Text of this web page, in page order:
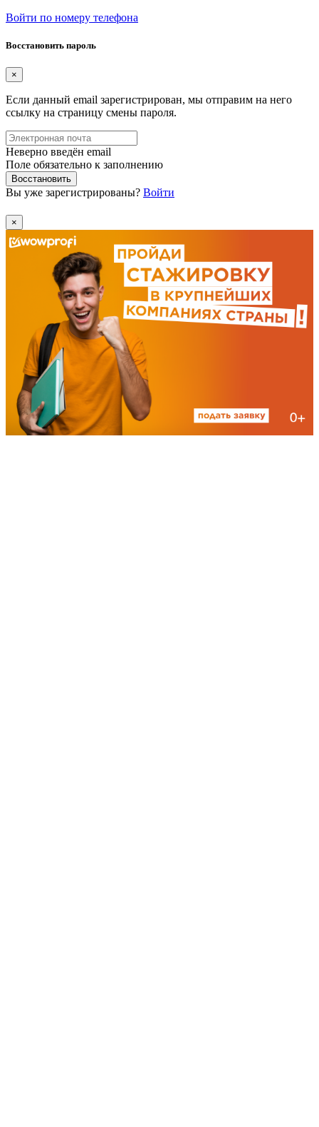
Войти по номеру телефона
Восстановить пароль
×
Если данный email зарегистрирован, мы отправим на него
ссылку на страницу смены пароля.
Неверно введён email
Поле обязательно к заполнению
Восстановить
Вы уже зарегистрированы? Войти
×